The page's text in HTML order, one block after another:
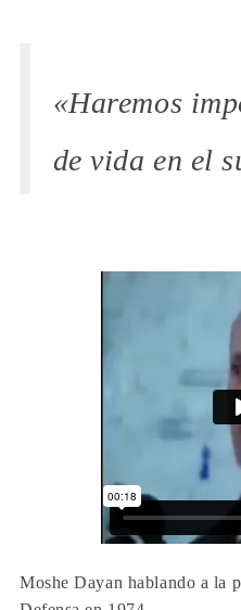
«Haremos
de vida en el
Moshe Dayan hablando a la